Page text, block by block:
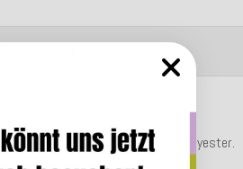
Der Bezug besteht zu 100% aus Polyester.